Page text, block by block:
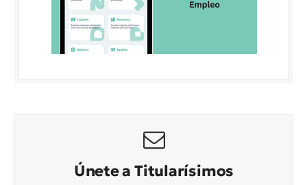
Únete a Titularísimos